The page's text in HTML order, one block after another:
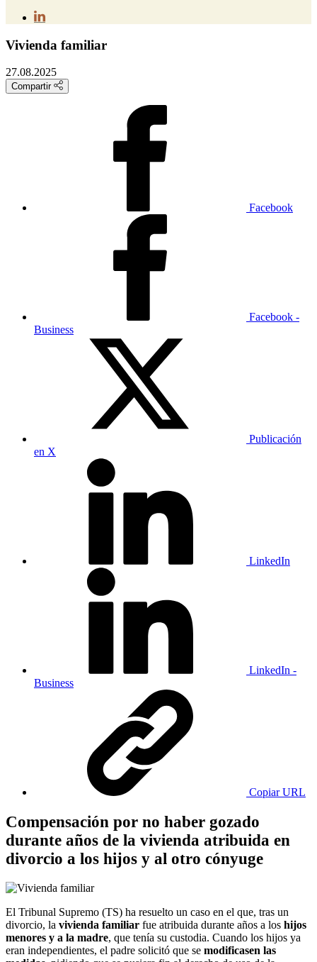
Vivienda familiar
27.08.2025
Compartir
Facebook
Facebook -
Business
Publicación
en X
LinkedIn
LinkedIn -
Business
Copiar URL
Compensación por no haber gozado
durante años de la vivienda atribuida en
divorcio a los hijos y al otro cónyuge
El Tribunal Supremo (TS) ha resuelto un caso en el que, tras un
divorcio, la vivienda familiar fue atribuida durante años a los hijos
menores y a la madre, que tenía su custodia. Cuando los hijos ya
eran independientes, el padre solicitó que se modificasen las